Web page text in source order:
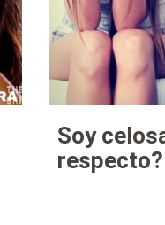
Soy
respecto?